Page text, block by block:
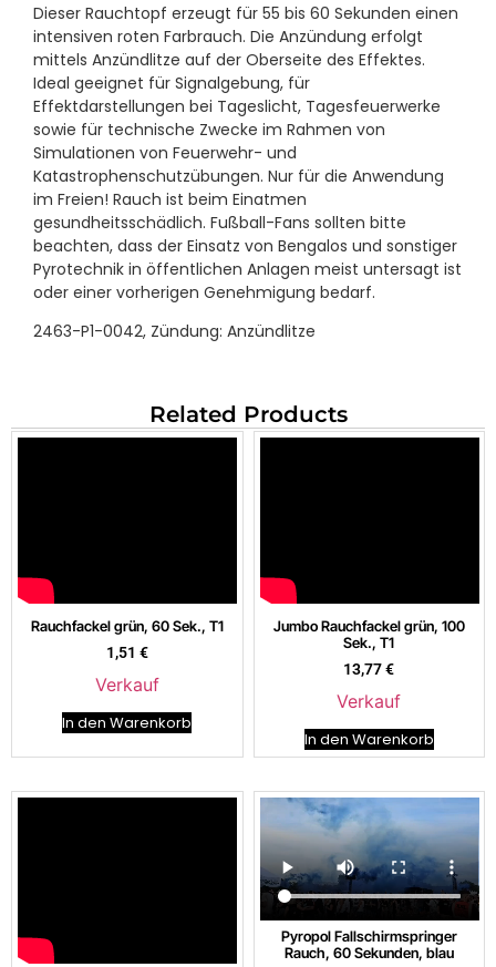
Dieser Rauchtopf erzeugt für 55 bis 60 Sekunden einen
intensiven roten Farbrauch. Die Anzündung erfolgt
mittels Anzündlitze auf der Oberseite des Effektes.
Ideal geeignet für Signalgebung, für
Effektdarstellungen bei Tageslicht, Tagesfeuerwerke
sowie für technische Zwecke im Rahmen von
Simulationen von Feuerwehr- und
Katastrophenschutzübungen. Nur für die Anwendung
im Freien! Rauch ist beim Einatmen
gesundheitsschädlich. Fußball-Fans sollten bitte
beachten, dass der Einsatz von Bengalos und sonstiger
Pyrotechnik in öffentlichen Anlagen meist untersagt ist
oder einer vorherigen Genehmigung bedarf.
2463-P1-0042, Zündung: Anzündlitze
Related Products
Rauchfackel grün, 60 Sek., T1
1,51 €
Verkauf
In den Warenkorb
Jumbo Rauchfackel grün, 100
Sek., T1
13,77€
Verkauf
In den Warenkorb
Pyropol Fallschirmspringer
Rauch, 60 Sekunden, blau